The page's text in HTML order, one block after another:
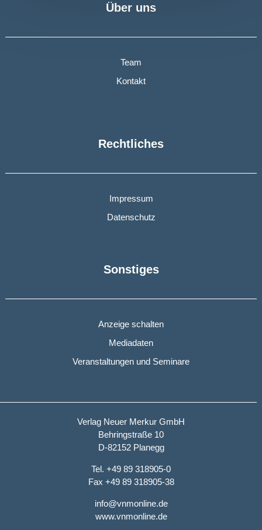
Über uns
Team
Kontakt
Rechtliches
Impressum
Datenschutz
Sonstiges
Anzeige schalten
Mediadaten
Veranstaltungen und Seminare
Verlag Neuer Merkur GmbH
Behringstraße 10
D-82152 Planegg
Tel. +49 89 318905-0
Fax +49 89 318905-38
info@vnmonline.de
www.vnmonline.de